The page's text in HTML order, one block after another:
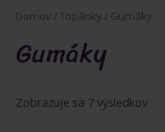
Domov / Topánky / Gumáky
Gumáky
Zobrazuje sa 7 výsledkov